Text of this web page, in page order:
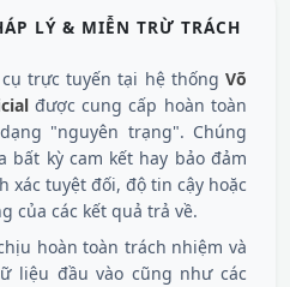
LÝ & MIỄN TRỪ TRÁCH
cụ trực tuyến tại hệ thống Võ
được cung cấp hoàn toàn
"nguyên trạng". Chúng
bất kỳ cam kết hay bảo đảm
xác tuyệt đối, độ tin cậy hoặc
của các kết quả trả về.
hoàn toàn trách nhiệm và
liệu đầu vào cũng như các